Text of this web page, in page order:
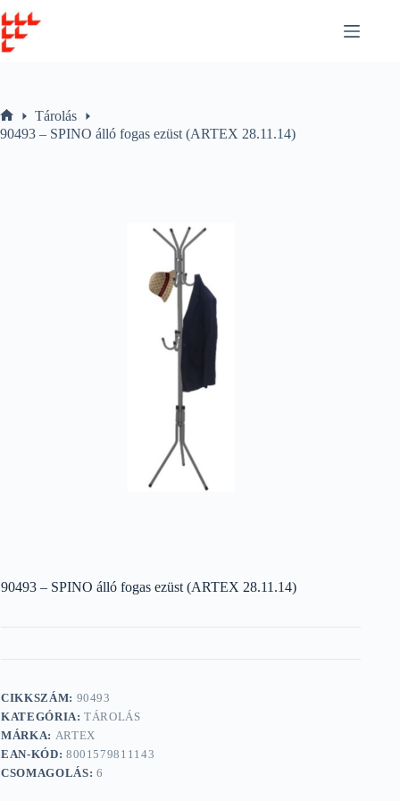
to
content
Home
Tárolás
90493 – SPINO álló fogas ezüst (ARTEX 28.11.14)
90493 – SPINO álló fogas ezüst (ARTEX 28.11.14)
CIKKSZÁM: 90493
KATEGÓRIA:TÁROLÁS
MÁRKA: ARTEX
EAN-KÓD: 8001579811143
CSOMAGOLÁS: 6